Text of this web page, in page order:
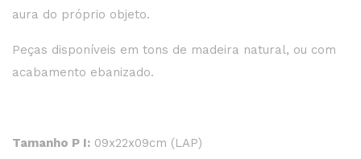
aura do próprio objeto.
Peças disponíveis em tons de madeira natural, ou com
acabamento ebanizado.
Tamanho P I: 09x22x09cm (LAP)